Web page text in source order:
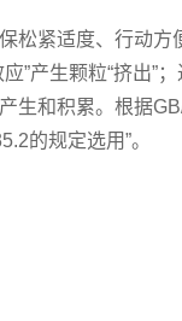
松紧适度、行动方
”产生颗粒“挤出”
生和积累。根据
的规定选用”。